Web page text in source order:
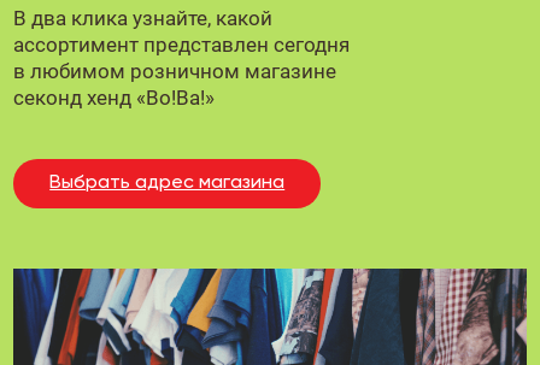
В два клика узнайте, какой
ассортимент представлен сегодня
в любимом розничном магазине
секонд хенд «Во!Ва!»
Выбрать адрес магазина